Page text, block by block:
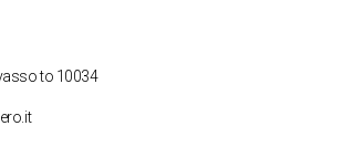
to 10034